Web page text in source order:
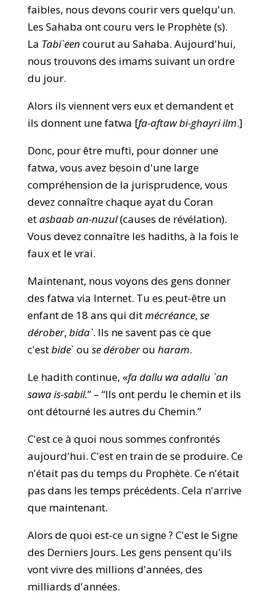
faibles, nous devons courir vers quelqu'un.
Les Sahaba ont couru vers le Prophète (s).
La Tabi`een courut au Sahaba. Aujourd'hui,
nous trouvons des imams suivant un ordre
du jour.
Alors ils viennent vers eux et demandent et
ils donnent une fatwa [fa-aftaw bi-ghayri ilm.]
Donc, pour être mufti, pour donner une
fatwa, vous avez besoin d'une large
compréhension de la jurisprudence, vous
devez connaître chaque ayat du Coran
etasbaab an-nuzul(causes de révélation).
Vous devez connaître les hadiths, à la fois le
faux et le vrai.
Maintenant, nous voyons des gens donner
des fatwa via Internet. Tu es peut-être un
enfant de 18 ans qui ditmécréance, se
dérober, bida`. Ils ne savent pas ce que
c'estbide` ou se déroberou haram.
Le hadith continue, «fa dallu wa adallu `an
sawa is-sabil.” – “Ils ont perdu le chemin et ils
ont détourné les autres du Chemin.”
C'est ce à quoi nous sommes confrontés
aujourd'hui. C'est en train de se produire. Ce
n'était pas du temps du Prophète. Ce n'était
pas dans les temps précédents. Cela n'arrive
que maintenant.
Alors de quoi est-ce un signe ? C'est le Signe
des Derniers Jours. Les gens pensent qu'ils
vont vivre des millions d'années, des
milliards d'années.